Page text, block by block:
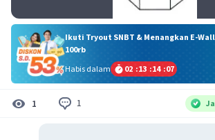
Ikuti Tryout SNBT & Menangkan E-
100rb
Habis dalam
02 :13 :14 :07
1 1